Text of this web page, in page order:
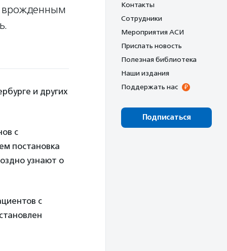
врожденным
и других
с
постановка
узнают о
с
Контакты
Сотрудники
Мероприятия АСИ
Прислать новость
Полезная библиотека
Наши издания
Поддержать нас
Подписаться